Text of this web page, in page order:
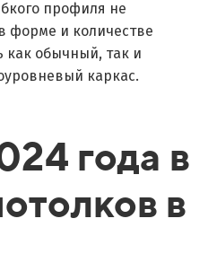
профиля не
форме и количестве
как обычный, так и
каркас.
года в
в